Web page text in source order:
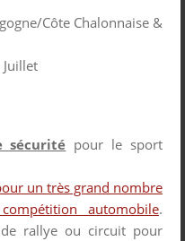
Côte Chalonnaise &
sécurité pour le sport
un très grand nombre
automobile.
rallye ou circuit pour